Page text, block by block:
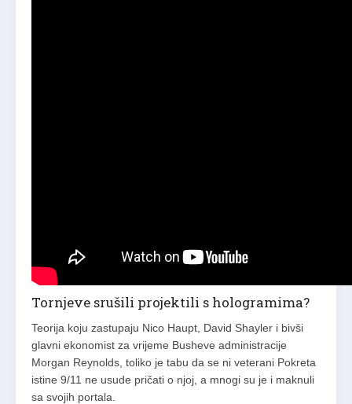
Tornjeve srušili projektili s hologramima?
Teorija koju zastupaju Nico Haupt, David Shayler i bivši
glavni ekonomist za vrijeme Busheve administracije
Morgan Reynolds, toliko je tabu da se ni veterani Pokreta
istine 9/11 ne usude pričati o njoj, a mnogi su je i maknuli
sa svojih portala.